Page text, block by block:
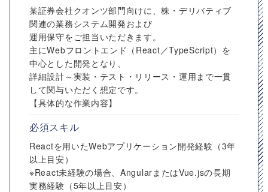
某証券会社クオンツ部門向けに、株・デリバティブ
関連の業務システム開発および
運用保守をご担当いただきます。
主にWebフロントエンド（React／TypeScript）を
中心とした開発となり、
詳細設計～実装・テスト・リリース・運用まで一貫
して関与いただく想定です。
【具体的な作業内容】
必須スキル
Reactを用いたWebアプリケーション開発経験（3年
以上目安）
※React未経験の場合、AngularまたはVue.jsの長期
実務経験（5年以上目安）